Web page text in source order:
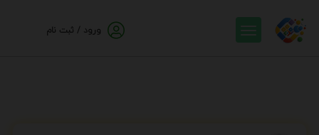
ورود / ثبت نام